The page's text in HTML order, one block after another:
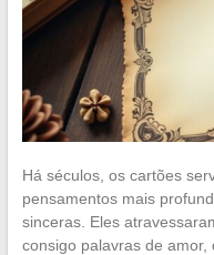
Há séculos, os cartões
pensamentos mais
sinceras. Eles
consigo palavras de amor,